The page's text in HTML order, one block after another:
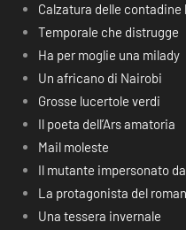
Calzatura delle contadine
Temporale che distrugge
Ha per moglie una milady
Un africano di Nairobi
Grosse lucertole verdi
Il poeta dell’Ars amatoria
Mail moleste
Il mutante impersonato
La protagonista del
Una tessera invernale